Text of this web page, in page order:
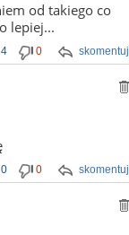
od takiego co
lepiej...
skomentuj
4 0
skomentuj
0 0